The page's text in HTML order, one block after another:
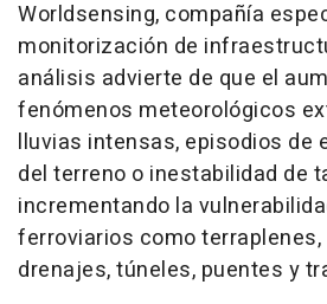
Worldsensing, compañía
monitorización de
análisis advierte de que el
fenómenos meteorológicos
lluvias intensas, episodios de
del terreno o inestabilidad de
incrementando la
ferroviarios como
drenajes, túneles, puentes y